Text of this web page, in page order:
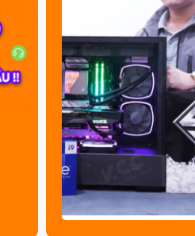
Ghế chơi game Cougar
Hãy liên hệ ngay với chúng tôi
để được tư vấn và mua